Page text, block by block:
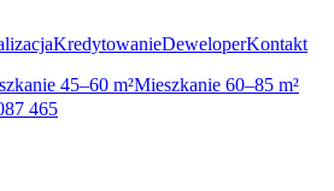
KredytowanieDeweloperKontakt
45–60 m²Mieszkanie 60–85 m²
465